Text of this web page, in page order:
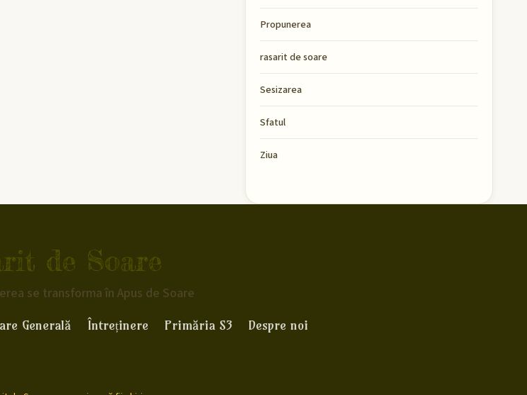
Propunerea
rasarit de soare
Sesizarea
Sfatul
Ziua
de Soare
se transforma în Apus de Soare
Generală Întreținere Primăria S3 Despre noi